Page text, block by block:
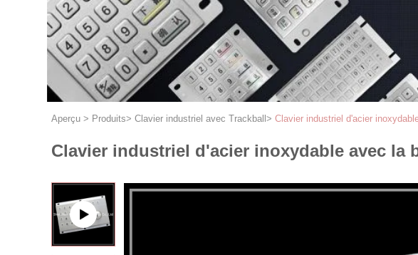
Aperçu > Produits> Clavier industriel avec Trackball > Clavier industriel d'acier
Clavier industriel d'acier inoxydable avec la